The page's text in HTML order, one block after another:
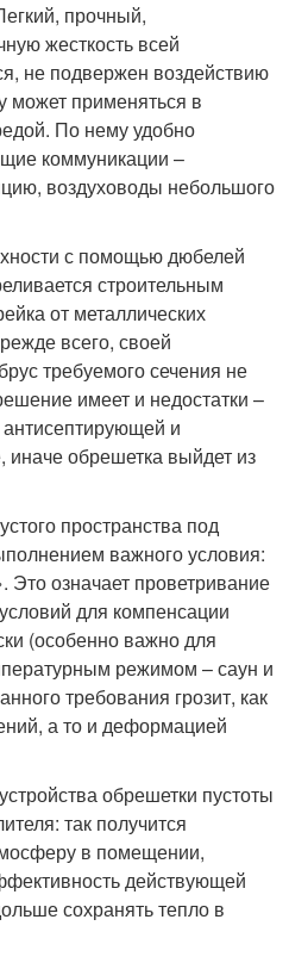
прочный,
жесткость всей
не подвержен воздействию
может применяться в
По нему удобно
коммуникации –
воздуховоды небольшого
с помощью дюбелей
строительным
от металлических
всего, своей
требуемого сечения не
имеет и недостатки –
антисептирующей и
иначе обрешетка выйдет из
пространства под
важного условия:
означает проветривание
для компенсации
(особенно важно для
режимом – саун и
требования грозит, как
а то и деформацией
обрешетки пустоты
так получится
в помещении,
действующей
сохранять тепло в